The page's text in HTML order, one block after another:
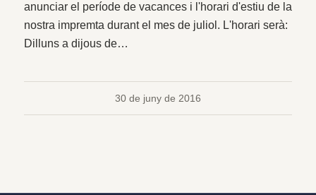
anunciar el període de vacances i l'horari d'estiu de la
nostra impremta durant el mes de juliol. L'horari serà:
Dilluns a dijous de…
30 de juny de 2016